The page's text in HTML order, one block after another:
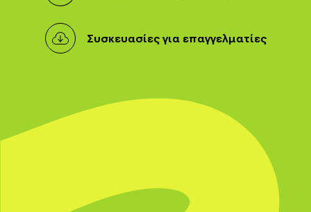
Συσκευασίες για επαγγελματίες